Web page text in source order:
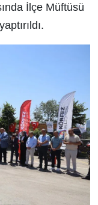
İlçe Müftüsü